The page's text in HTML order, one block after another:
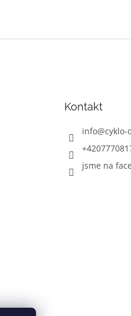
Kontakt
info@cyklo-
jsme na